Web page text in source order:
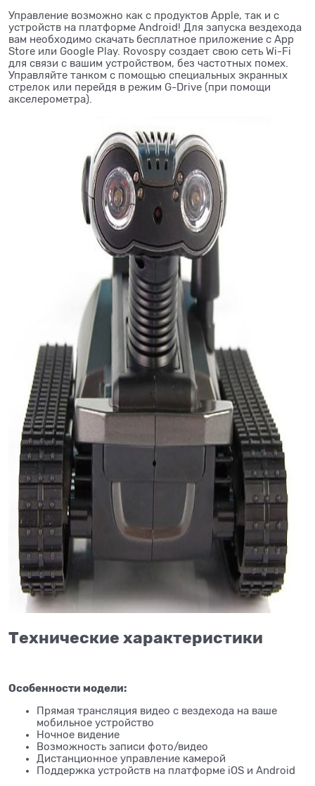
Управление возможно как с продуктов Apple, так и с
устройств на платформе Android! Для запуска вездехода
вам необходимо скачать бесплатное приложение с App
Store или Google Play. Rovospy создает свою сеть Wi-Fi
для связи с вашим устройством, без частотных помех.
Управляйте танком с помощью специальных экранных
стрелок или перейдя в режим G-Drive (при помощи
акселерометра).
Технические характеристики
Особенности модели:
Прямая трансляция видео с вездехода на ваше
мобильное устройство
Ночное видение
Возможность записи фото/видео
Дистанционное управление камерой
Поддержка устройств на платформе iOS и Android